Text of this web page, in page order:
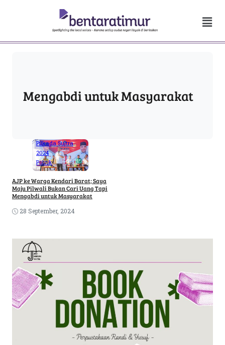
Mengabdi untuk Masyarakat
Pilkada Sultra
2024
Politik
AJP ke Warga Kendari Barat; Saya
Maju Pilwali Bukan Cari Uang Tapi
Mengabdi untuk Masyarakat
28 September, 2024